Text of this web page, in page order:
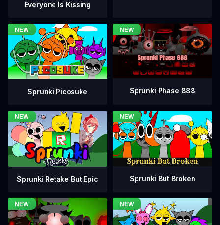
Everyone Is Kissing
Sprunki Picosuke Sprunki Phase 888
Sprunki Retake But Epic Sprunki But Broken